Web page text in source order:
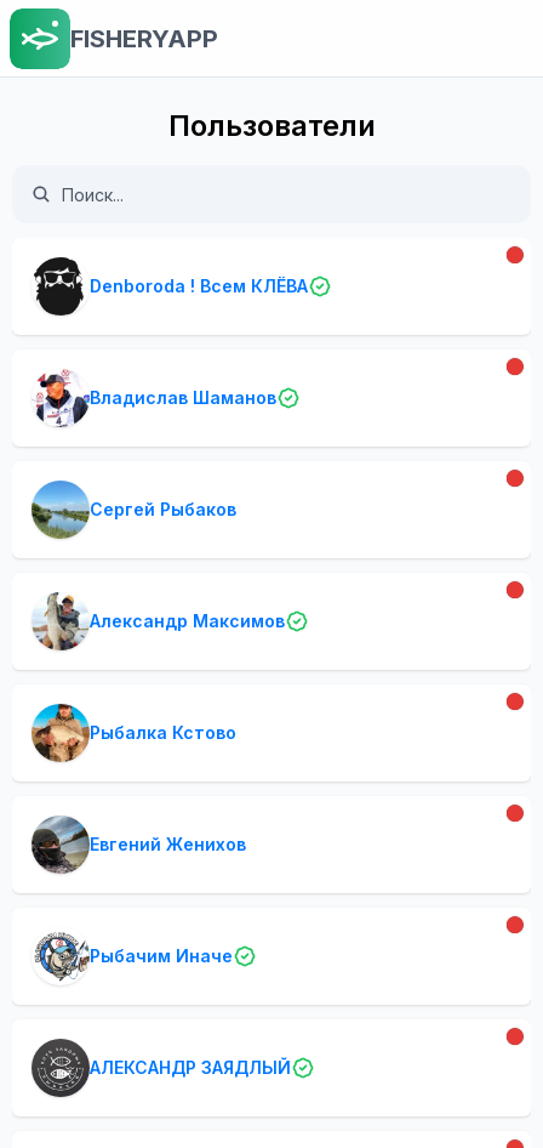
FISHERYAPP
Пользователи
Denboroda ! Всем КЛЁВА
Владислав Шаманов
Сергей Рыбаков
Александр Максимов
Рыбалка Кстово
Евгений Женихов
Рыбачим Иначе
АЛЕКСАНДР ЗАЯДЛЫЙ